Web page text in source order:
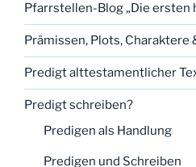
Pfarrstellen-Blog „Die ersten
Prämissen, Plots, Charaktere
Predigt alttestamentlicher
Predigt schreiben?
Predigen als Handlung
Predigen und Schreiben